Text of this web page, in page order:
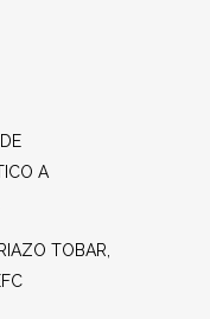
A
TOBAR,